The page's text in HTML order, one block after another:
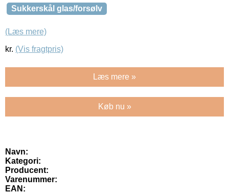
Sukkerskål glas/forsølv
(Læs mere)
kr. (Vis fragtpris)
Læs mere »
Køb nu »
Navn:
Kategori:
Producent:
Varenummer:
EAN: